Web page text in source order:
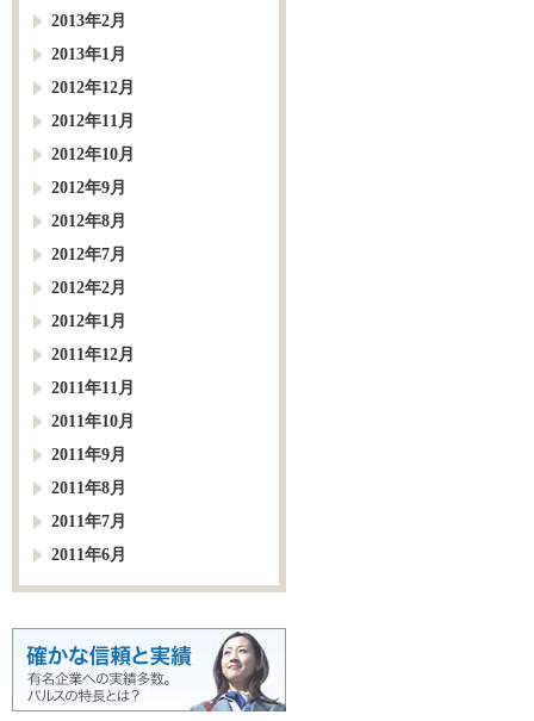
2013年2月
2013年1月
2012年12月
2012年11月
2012年10月
2012年9月
2012年8月
2012年7月
2012年2月
2012年1月
2011年12月
2011年11月
2011年10月
2011年9月
2011年8月
2011年7月
2011年6月